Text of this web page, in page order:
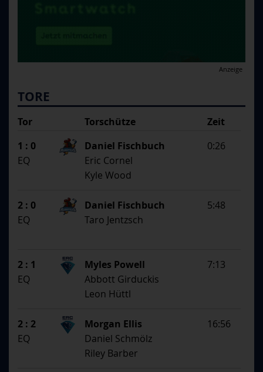
Anzeige
TORE
Tor Zeit
Torschütze
1. Assistent
2. Assistent
SS
1 : 0 0:26
Daniel Fischbuch
Eric Cornel
Kyle Wood
EQ
2 : 0 5:48
Daniel Fischbuch
Taro Jentzsch
EQ
2 : 1 7:13
Myles Powell
Abbott Girduckis
Leon Hüttl
EQ
2 : 2 16:56
Morgan Ellis
Daniel Schmölz
Riley Barber
EQ